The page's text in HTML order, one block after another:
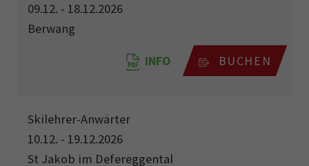
09.12. - 18.12.2026
Berwang
INFO BUCHEN
Skilehrer-Anwärter
10.12. - 19.12.2026
St Jakob im Defereggental